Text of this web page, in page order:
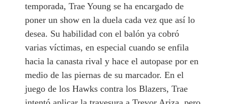
temporada, Trae Young se ha encargado de
poner un show en la duela cada vez que así lo
desea. Su habilidad con el balón ya cobró
varias víctimas, en especial cuando se enfila
hacia la canasta rival y hace el autopase por en
medio de las piernas de su marcador. En el
juego de los Hawks contra los Blazers, Trae